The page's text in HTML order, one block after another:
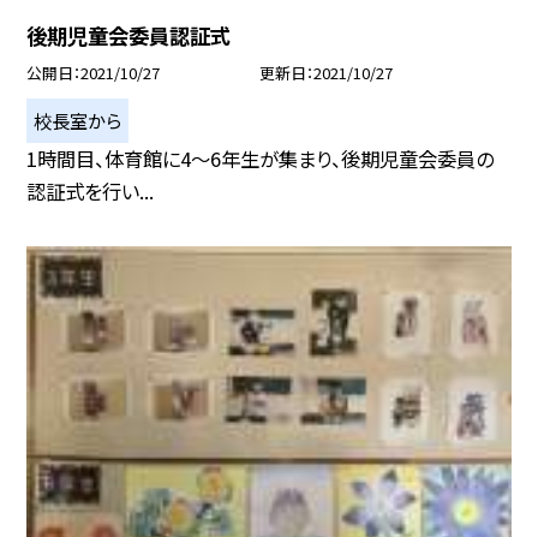
後期児童会委員認証式
公開日 2021/10/27 更新日 2021/10/27
校長室から
1時間目、体育館に4〜6年生が集まり、後期児童会委員の
認証式を行い...